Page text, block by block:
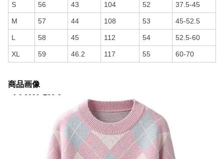
S 56 43 104 52 37.5-45
M 57 44 108 53 45-52.5
L 58 45 112 54 52.5-60
XL 59 46.2 117 55 60-70
商品画像